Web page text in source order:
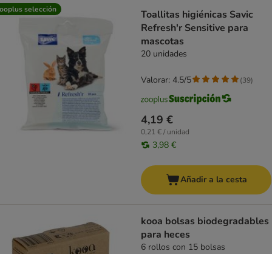
selección
Toallitas higiénicas Savic
Refresh'r Sensitive para
mascotas
20 unidades
4,19 €
0,21 € / unidad
3,98 €
Valorar: 4.5/5 (39)
Añadir a la cesta
kooa bolsas biodegradables
para heces
6 rollos con 15 bolsas